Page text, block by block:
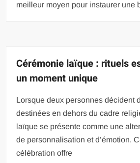
meilleur moyen pour instaurer une
Cérémonie laïque : rituels
un moment unique
Lorsque deux personnes décident
destinées en dehors du cadre
laïque se présente comme une
de personnalisation et d’émotion.
célébration offre